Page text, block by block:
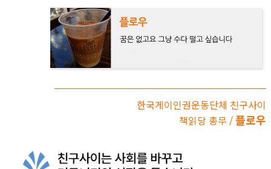
한국게이인권운동단체 친구사이
책읽당 총무 / 플로우